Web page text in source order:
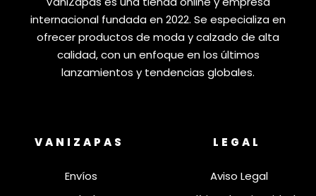
internacional fundada en 2022. Se especializa en
ofrecer productos de moda y calzado de alta
calidad, con un enfoque en los últimos
lanzamientos y tendencias globales.
VANIZAPAS
Envíos
LEGAL
Aviso Legal